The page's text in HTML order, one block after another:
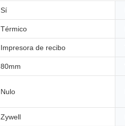
Sí
Térmico
Impresora de recibo
80mm
Nulo
Zywell